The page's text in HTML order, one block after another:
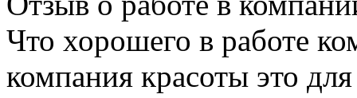
Что хорошего в работе
компания красоты это для